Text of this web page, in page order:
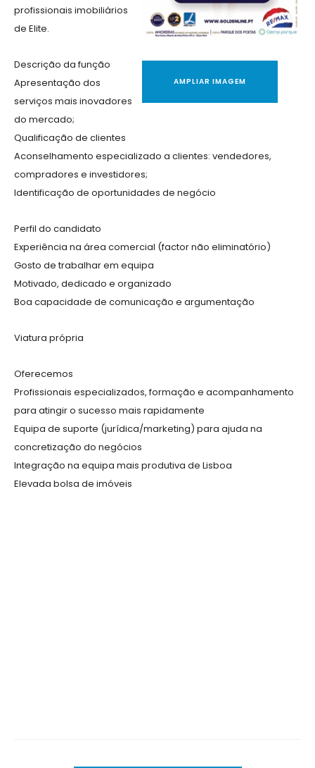
AMPLIAR IMAGEM
profissionais imobiliários
de Elite.
Descrição da função
Apresentação dos
serviços mais inovadores
do mercado;
Qualificação de clientes
Aconselhamento especializado a clientes: vendedores,
compradores e investidores;
Identificação de oportunidades de negócio
Perfil do candidato
Experiência na área comercial (factor não eliminatório)
Gosto de trabalhar em equipa
Motivado, dedicado e organizado
Boa capacidade de comunicação e argumentação
Viatura própria
Oferecemos
Profissionais especializados, formação e acompanhamento
para atingir o sucesso mais rapidamente
Equipa de suporte (jurídica/marketing) para ajuda na
concretização do negócios
Integração na equipa mais produtiva de Lisboa
Elevada bolsa de imóveis